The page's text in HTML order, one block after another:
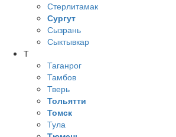
Стерлитамак
Сургут
Сызрань
Сыктывкар
Т
Таганрог
Тамбов
Тверь
Тольятти
Томск
Тула